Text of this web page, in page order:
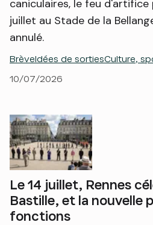
caniculaires, le feu d'artifice
juillet au Stade de la
annulé.
BrèveIdées de sortiesCulture,
10/07/2026
Le 14 juillet, Rennes
Bastille, et la nouvelle
fonctions